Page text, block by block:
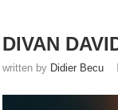
DIVAN
written by Didier Becu